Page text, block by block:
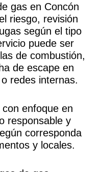
gas en Concón
riesgo, revisión
según el tipo
puede ser
de combustión,
de escape en
redes internas.
enfoque en
responsable y
corresponda
y locales.